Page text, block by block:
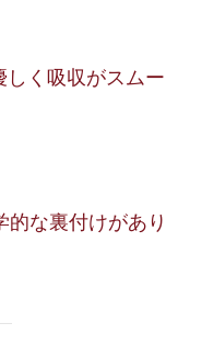
く吸収がスムー
的な裏付けがあり